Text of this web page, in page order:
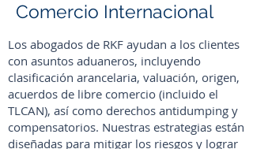
Comercio Internacional
Los abogados de RKF ayudan a los clientes
con asuntos aduaneros, incluyendo
clasificación arancelaria, valuación, origen,
acuerdos de libre comercio (incluido el
TLCAN), así como derechos antidumping y
compensatorios. Nuestras estrategias están
diseñadas para mitigar los riesgos y lograr